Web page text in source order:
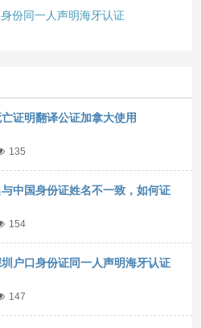
份同一人声明海牙认证
证明翻译公证加拿大使用
135
中国身份证姓名不一致，如何证
154
户口身份证同一人声明海牙认证
147